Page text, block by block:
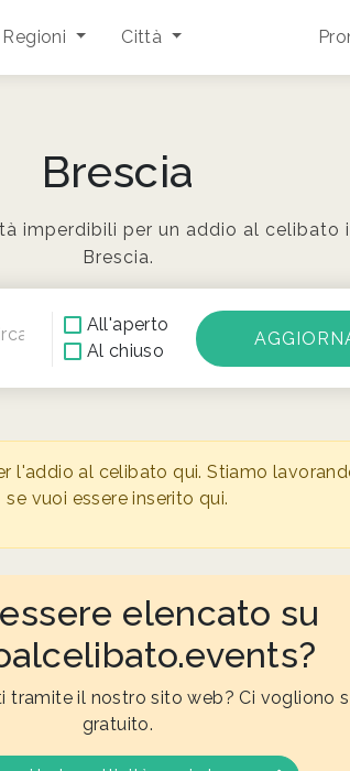
Regioni Città
Brescia
imperdibili per un addio al celibato
Brescia.
All'aperto
Al chiuso
al celibato qui. Stiamo
se vuoi essere inserito qui.
elencato su
tramite il nostro sito web? Ci vogliono
gratuito.